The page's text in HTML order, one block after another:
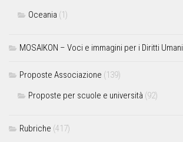
Oceania (1)
MOSAIKON – Voci e immagini per i Diritti Umani
Proposte Associazione (139)
Proposte per scuole e università (92)
Rubriche (417)